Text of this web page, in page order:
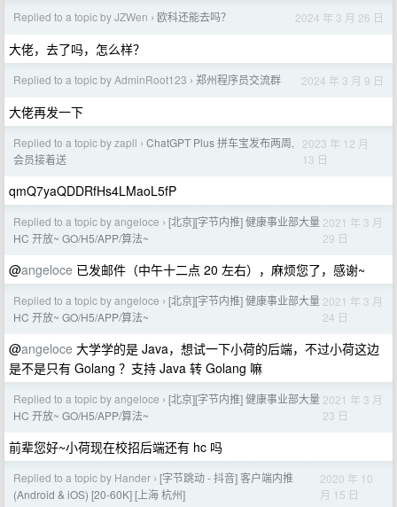
Replied to a topic by JZWen › 欧科还能去吗？ 2024 年 3 月 26 日
大佬，去了吗，怎么样？
Replied to a topic by AdminRoot123 › 郑州程序员交流群 2024 年 3 月 9 日
大佬再发一下
Replied to a topic by zapll › ChatGPT Plus 拼车宝发布两周,
会员接着送
2023 年 12 月
13 日
qmQ7yaQDDRfHs4LMaoL5fP
Replied to a topic by angeloce › [北京][字节内推] 健康事业部大量
HC 开放~ GO/H5/APP/算法~
2021 年 3 月
29 日
@angeloce 已发邮件（中午十二点 20 左右），麻烦您了，感谢~
Replied to a topic by angeloce › [北京][字节内推] 健康事业部大量
HC 开放~ GO/H5/APP/算法~
2021 年 3 月
24 日
@angeloce 大学学的是 Java，想试一下小荷的后端，不过小荷这边
是不是只有 Golang ？支持 Java 转 Golang 嘛
Replied to a topic by angeloce › [北京][字节内推] 健康事业部大量
HC 开放~ GO/H5/APP/算法~
2021 年 3 月
23 日
前辈您好~小荷现在校招后端还有 hc 吗
Replied to a topic by Hander › [字节跳动 - 抖音] 客户端内推
(Android & iOS) [20-60K] [上海 杭州]
2020 年 10
月 15 日